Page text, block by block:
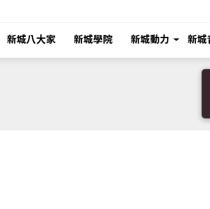
新城八大家 新城學院 新城動力 新城